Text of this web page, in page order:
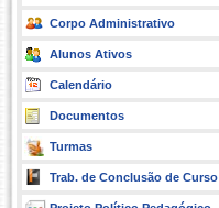
Corpo Administrativo
Alunos Ativos
Calendário
Documentos
Turmas
Trab. de Conclusão de Curso